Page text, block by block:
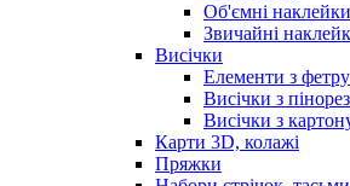
Об'ємні наклейки
Звичайні
Висічки
Елементи з фетру
Висічки з
Висічки з
Карти 3D, колажі
Пряжки